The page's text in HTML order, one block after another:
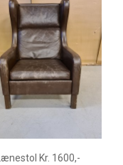
Lænestol Kr. 1600,-